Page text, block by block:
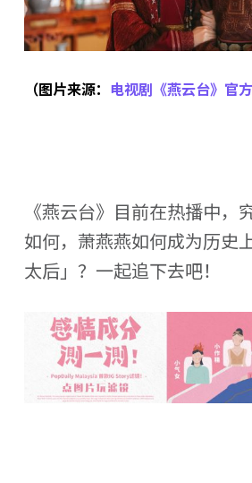
（图片来源： 电视剧《燕云台》官
《燕云台》目前在热播中，
如何，萧燕燕如何成为历史
太后」？一起追下去吧！